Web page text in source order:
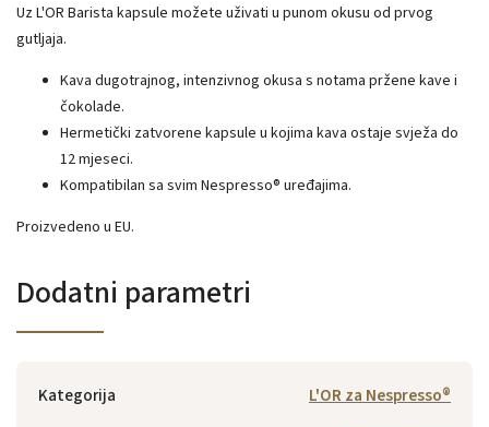
Uz L'OR Barista kapsule možete uživati ​​u punom okusu od prvog
gutljaja.
Kava dugotrajnog, intenzivnog okusa s notama pržene kave i
čokolade.
Hermetički zatvorene kapsule u kojima kava ostaje svježa do
12 mjeseci.
Kompatibilan sa svim Nespresso® uređajima.
Proizvedeno u EU.
Dodatni parametri
Kategorija
L'OR za Nespresso®